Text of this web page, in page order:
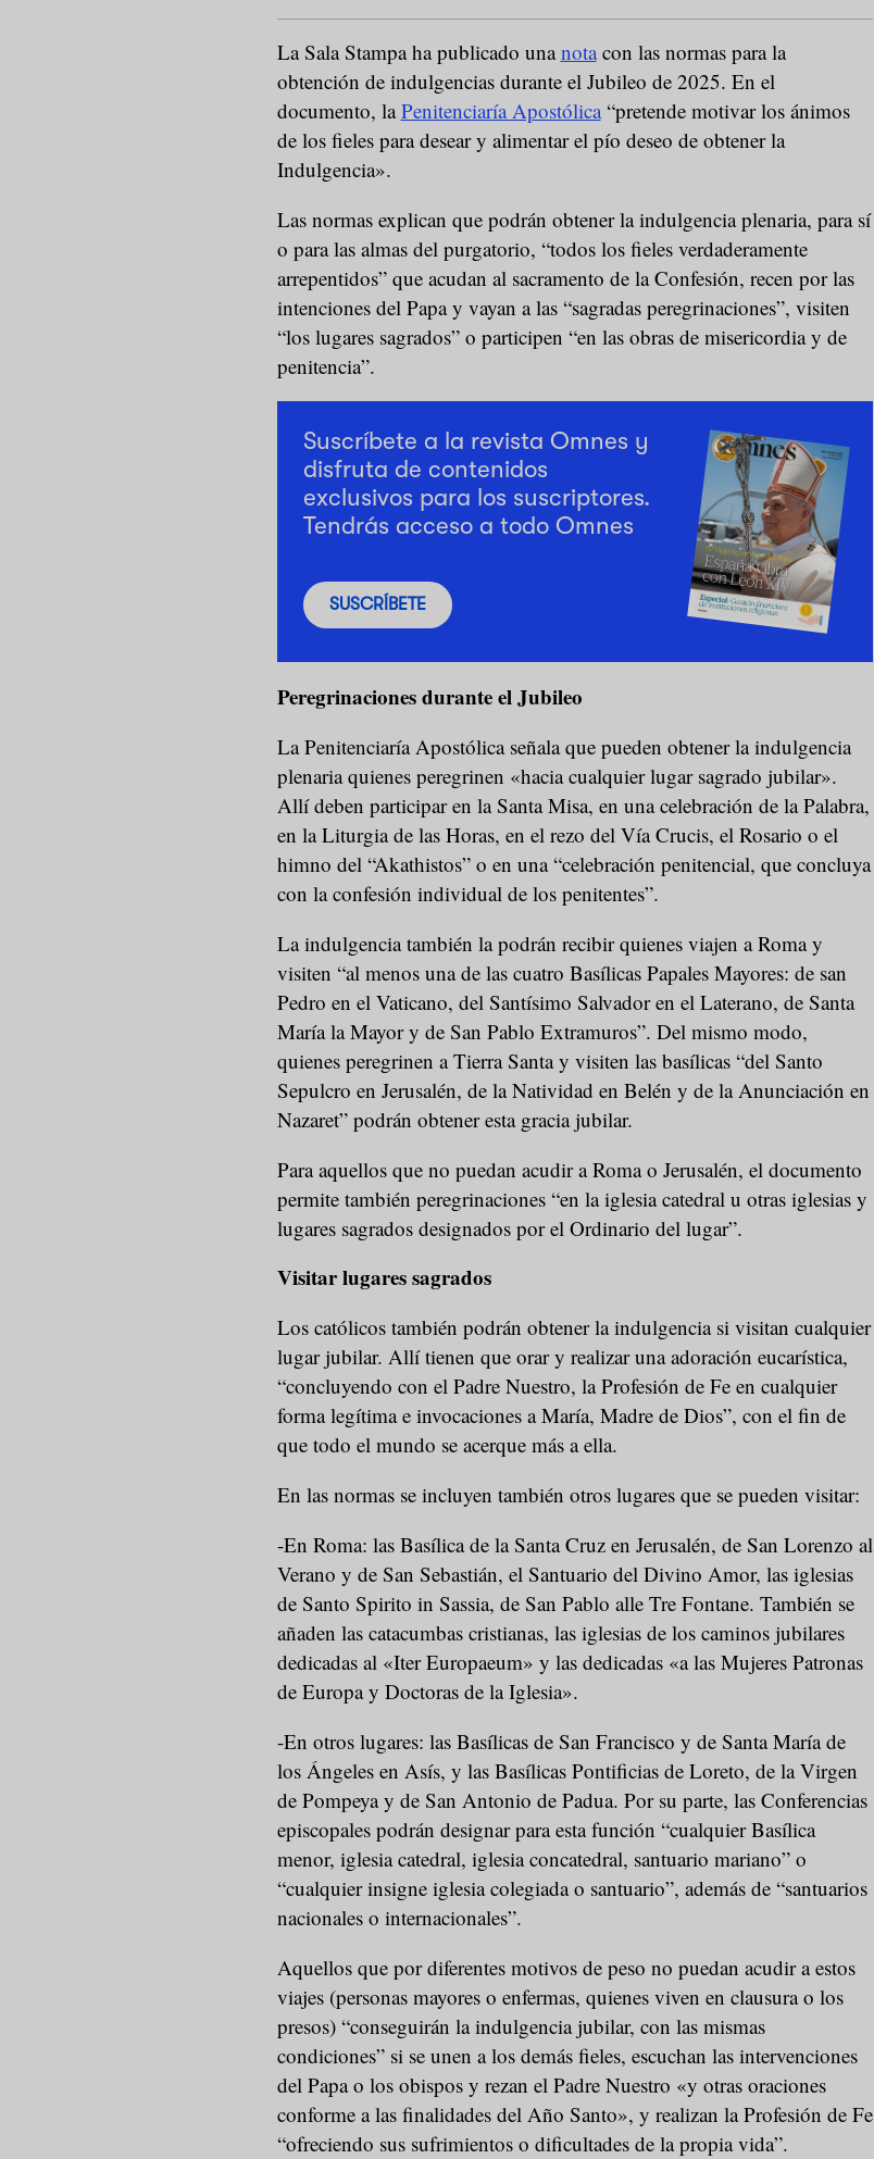
La Sala Stampa ha publicado unanotacon las normas para la
obtención de indulgencias durante el Jubileo de 2025. En el
documento, laPenitenciaría Apostólica“pretende motivar los ánimos
de los fieles para desear y alimentar el pío deseo de obtener la
Indulgencia».
Las normas explican que podrán obtener la indulgencia plenaria, para sí
o para las almas del purgatorio, “todos los fieles verdaderamente
arrepentidos” que acudan al sacramento de la Confesión, recen por las
intenciones del Papa y vayan a las “sagradas peregrinaciones”, visiten
“los lugares sagrados” o participen “en las obras de misericordia y de
penitencia”.
Suscríbete a la revista Omnes y
disfruta de contenidos
exclusivos para los suscriptores.
Tendrás acceso a todo Omnes
SUSCRÍBETE
Peregrinaciones durante el Jubileo
La Penitenciaría Apostólica señala que pueden obtener la indulgencia
plenaria quienes peregrinen «hacia cualquier lugar sagrado jubilar».
Allí deben participar en la Santa Misa, en una celebración de la Palabra,
en la Liturgia de las Horas, en el rezo del Vía Crucis, el Rosario o el
himno del “Akathistos” o en una “celebración penitencial, que concluya
con la confesión individual de los penitentes”.
La indulgencia también la podrán recibir quienes viajen a Roma y
visiten “al menos una de las cuatro Basílicas Papales Mayores: de san
Pedro en el Vaticano, del Santísimo Salvador en el Laterano, de Santa
María la Mayor y de San Pablo Extramuros”. Del mismo modo,
quienes peregrinen a Tierra Santa y visiten las basílicas “del Santo
Sepulcro en Jerusalén, de la Natividad en Belén y de la Anunciación en
Nazaret” podrán obtener esta gracia jubilar.
Para aquellos que no puedan acudir a Roma o Jerusalén, el documento
permite también peregrinaciones “en la iglesia catedral u otras iglesias y
lugares sagrados designados por el Ordinario del lugar”.
Visitar lugares sagrados
Los católicos también podrán obtener la indulgencia si visitan cualquier
lugar jubilar. Allí tienen que orar y realizar una adoración eucarística,
“concluyendo con el Padre Nuestro, la Profesión de Fe en cualquier
forma legítima e invocaciones a María, Madre de Dios”, con el fin de
que todo el mundo se acerque más a ella.
En las normas se incluyen también otros lugares que se pueden visitar:
-En Roma: las Basílica de la Santa Cruz en Jerusalén, de San Lorenzo al
Verano y de San Sebastián, el Santuario del Divino Amor, las iglesias
de Santo Spirito in Sassia, de San Pablo alle Tre Fontane. También se
añaden las catacumbas cristianas, las iglesias de los caminos jubilares
dedicadas al «Iter Europaeum» y las dedicadas «a las Mujeres Patronas
de Europa y Doctoras de la Iglesia».
-En otros lugares: las Basílicas de San Francisco y de Santa María de
los Ángeles en Asís, y las Basílicas Pontificias de Loreto, de la Virgen
de Pompeya y de San Antonio de Padua. Por su parte, las Conferencias
episcopales podrán designar para esta función “cualquier Basílica
menor, iglesia catedral, iglesia concatedral, santuario mariano” o
“cualquier insigne iglesia colegiada o santuario”, además de “santuarios
nacionales o internacionales”.
Aquellos que por diferentes motivos de peso no puedan acudir a estos
viajes (personas mayores o enfermas, quienes viven en clausura o los
presos) “conseguirán la indulgencia jubilar, con las mismas
condiciones” si se unen a los demás fieles, escuchan las intervenciones
del Papa o los obispos y rezan el Padre Nuestro «y otras oraciones
conforme a las finalidades del Año Santo», y realizan la Profesión de Fe
“ofreciendo sus sufrimientos o dificultades de la propia vida”.